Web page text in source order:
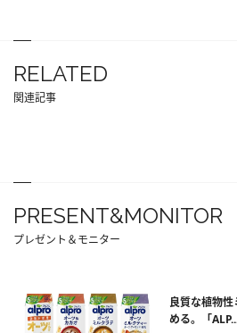
RELATED
関連記事
PRESENT&MONITOR
プレゼント＆モニター
良質な植物
める。「